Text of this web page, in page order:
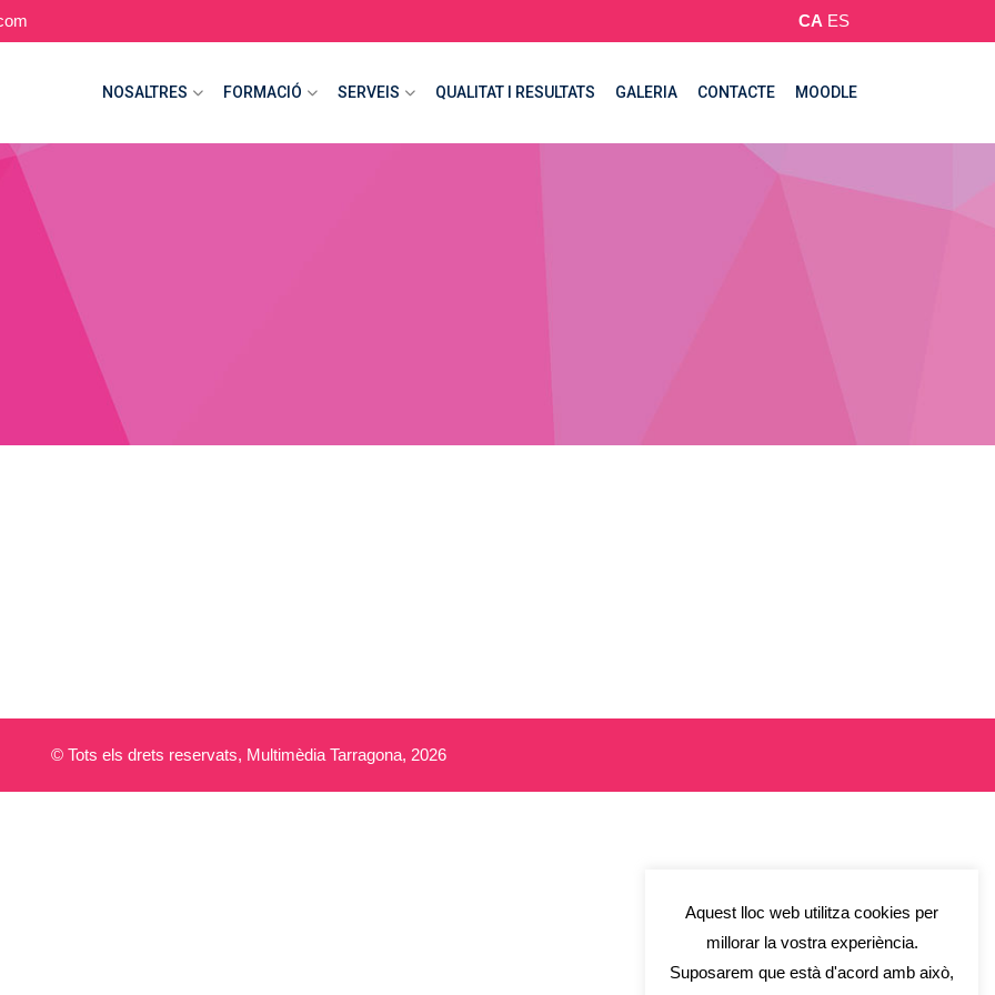
CA ES
NOSALTRES FORMACIÓ SERVEIS QUALITAT I RESULTATS GALERIA CONTACTE MOODLE
© Tots els drets reservats, Multimèdia Tarragona, 2026
Aquest lloc web utilitza cookies per
millorar la vostra experiència.
Suposarem que està d'acord amb això,